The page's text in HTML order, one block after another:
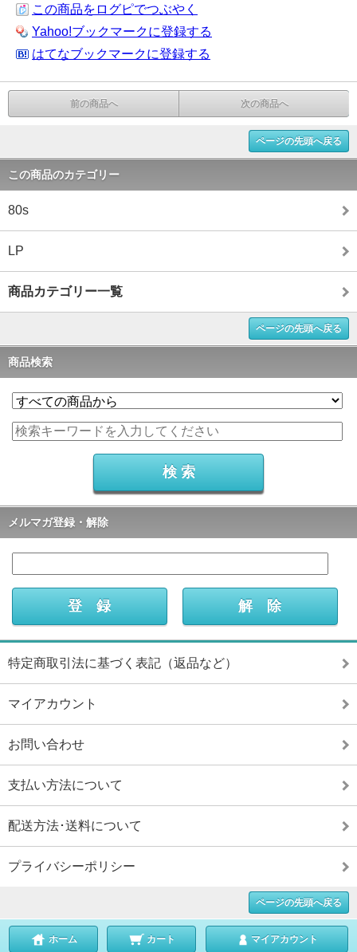
この商品をログピでつぶやく
Yahoo!ブックマークに登録する
はてなブックマークに登録する
前の商品へ 次の商品へ
ページの先頭へ戻る
この商品のカテゴリー
80s
LP
商品カテゴリー一覧
ページの先頭へ戻る
商品検索
メルマガ登録・解除
特定商取引法に基づく表記（返品など）
マイアカウント
お問い合わせ
支払い方法について
配送方法･送料について
プライバシーポリシー
ページの先頭へ戻る
ホーム カート マイアカウント